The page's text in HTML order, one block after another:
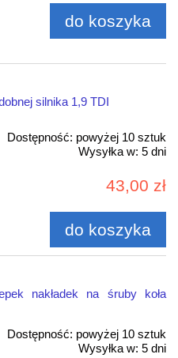
do koszyka
silnika 1,9 TDI
Dostępność: powyżej 10 sztuk
Wysyłka w: 5 dni
43,00 zł
do koszyka
nakładek na śruby koła
Dostępność: powyżej 10 sztuk
Wysyłka w: 5 dni